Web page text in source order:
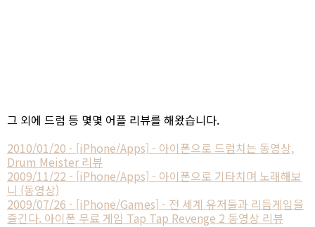
그 외에 드럼 등 몇몇 어플 리뷰를 해왔습니다.
2010/01/20 - [iPhone/Apps] - 아이폰으로 드럼치는 동영상,
Drum Meister 리뷰
2009/11/22 - [iPhone/Apps] - 아이폰으로 기타치며 노래해보
니 (동영상)
2009/07/26 - [iPhone/Games] - 전 세계 유저들과 리듬게임을
즐긴다. 아이폰 무료 게임 Tap Tap Revenge 2 동영상 리뷰